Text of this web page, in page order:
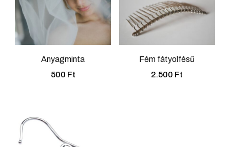
Anyagminta
500 Ft
Fém fátyolfésű
2.500 Ft